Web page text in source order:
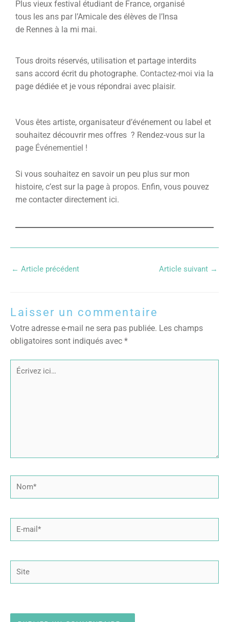
Plus vieux festival étudiant de France, organisé
tous les ans par l’Amicale des élèves de l’Insa
de Rennes à la mi mai.
Tous droits réservés, utilisation et partage interdits
sans accord écrit du photographe. Contactez-moi via la
page dédiée et je vous répondrai avec plaisir.
Vous êtes artiste, organisateur d’événement ou label et
souhaitez découvrir mes offres ? Rendez-vous sur la
page Événementiel !
Si vous souhaitez en savoir un peu plus sur mon
histoire, c’est sur la page à propos. Enfin, vous pouvez
me contacter directement ici.
← Article précédent Article suivant →
Laisser un commentaire
Votre adresse e-mail ne sera pas publiée. Les champs
obligatoires sont indiqués avec *
Écrivez
Nom*
Site